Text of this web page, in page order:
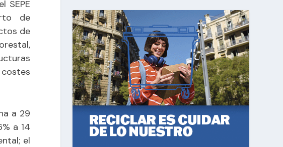
SEPE
de
de
a 29
a 14
el